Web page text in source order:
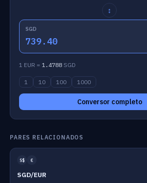
↕
SGD
739.40
1 EUR = 1.4788 SGD
1 10 100 1000
Conversor completo
PARES RELACIONADOS
S$ €
SGD/EUR